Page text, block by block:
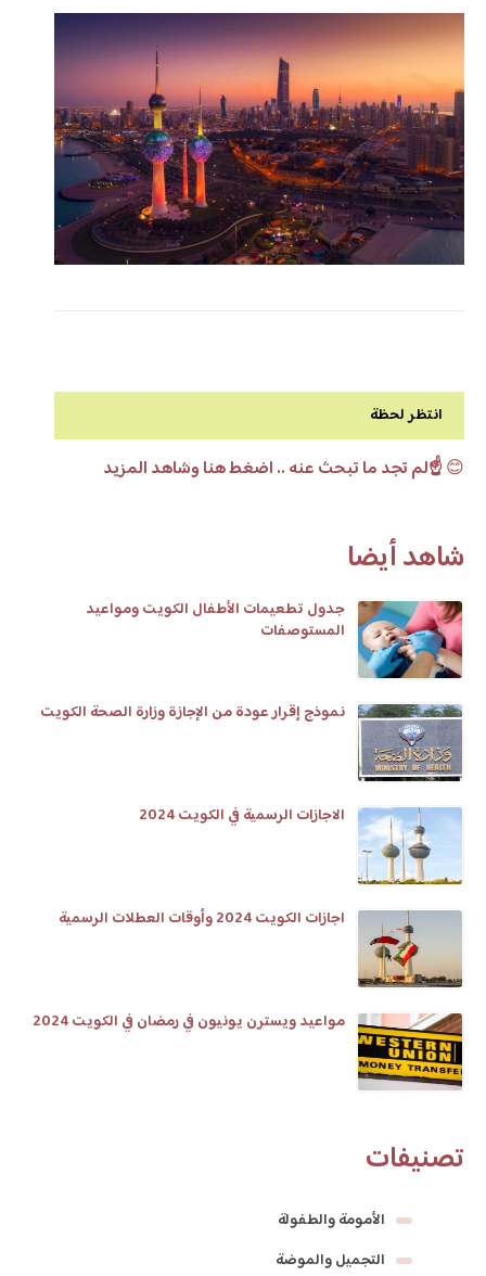
انتظر لحظة
😊☝️لم تجد ما تبحث عنه .. اضغط هنا وشاهد المزيد
شاهد أيضا
جدول تطعيمات الأطفال الكويت ومواعيد
المستوصفات
نموذج إقرار عودة من الإجازة وزارة الصحة الكويت
الاجازات الرسمية في الكويت 2024
اجازات الكويت 2024 وأوقات العطلات الرسمية
مواعيد ويسترن يونيون في رمضان في الكويت 2024
تصنيفات
الأمومة والطفولة
التجميل والموضة